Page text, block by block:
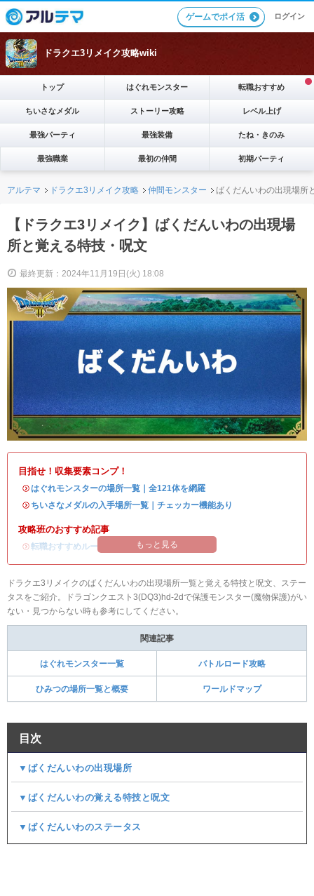
ゲームでポイ活 ログイン
ドラクエ3リメイク攻略wiki
トップ はぐれモンスター 転職おすすめ
ちいさなメダル ストーリー攻略 レベル上げ
最強パーティ 最強装備 たね・きのみ
最強職業 最初の仲間 初期パーティ
アルテマ ドラクエ3リメイク攻略 仲間モンスター ばくだんいわの出現場所
【ドラクエ3リメイク】ばくだんいわの出現場
所と覚える特技・呪文
最終更新：2024年11月19日(火) 18:08
目指せ！収集要素コンプ！
・はぐれモンスターの場所一覧｜全121体を網羅
・ ちいさなメダルの入手場所一覧｜チェッカー機能あり
攻略班のおすすめ記事
・転職おすすめルート もっと見る
ドラクエ3リメイクのばくだんいわの出現場所一覧と覚える特技と呪文、ステー
タスをご紹介。ドラゴンクエスト3(DQ3)hd-2dで保護モンスター(魔物保護)がい
ない・見つからない時も参考にしてください。
関連記事
はぐれモンスター一覧 バトルロード攻略
ひみつの場所一覧と概要 ワールドマップ
目次
▼ばくだんいわの出現場所
▼ばくだんいわの覚える特技と呪文
▼ばくだんいわのステータス